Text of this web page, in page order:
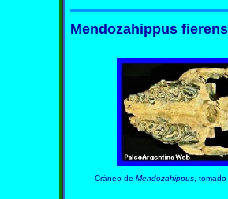
Mendozahippus
Cráneo de Mendozahippus, tomado